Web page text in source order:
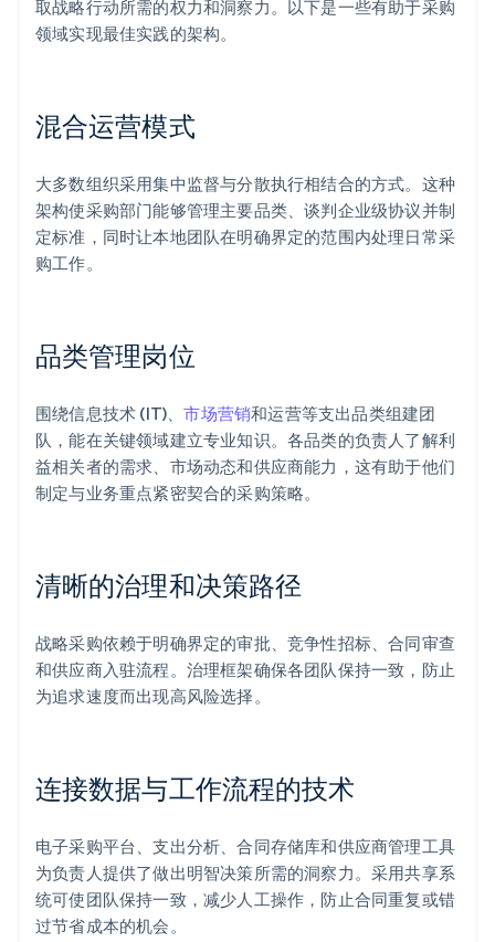
取战略行动所需的权力和洞察力。以下是一些有助于采购
领域实现最佳实践的架构。
混合运营模式
大多数组织采用集中监督与分散执行相结合的方式。这种
架构使采购部门能够管理主要品类、谈判企业级协议并制
定标准，同时让本地团队在明确界定的范围内处理日常采
购工作。
品类管理岗位
围绕信息技术 (IT)、市场营销和运营等支出品类组建团
队，能在关键领域建立专业知识。各品类的负责人了解利
益相关者的需求、市场动态和供应商能力，这有助于他们
制定与业务重点紧密契合的采购策略。
清晰的治理和决策路径
战略采购依赖于明确界定的审批、竞争性招标、合同审查
和供应商入驻流程。治理框架确保各团队保持一致，防止
为追求速度而出现高风险选择。
连接数据与工作流程的技术
电子采购平台、支出分析、合同存储库和供应商管理工具
为负责人提供了做出明智决策所需的洞察力。采用共享系
统可使团队保持一致，减少人工操作，防止合同重复或错
过节省成本的机会。